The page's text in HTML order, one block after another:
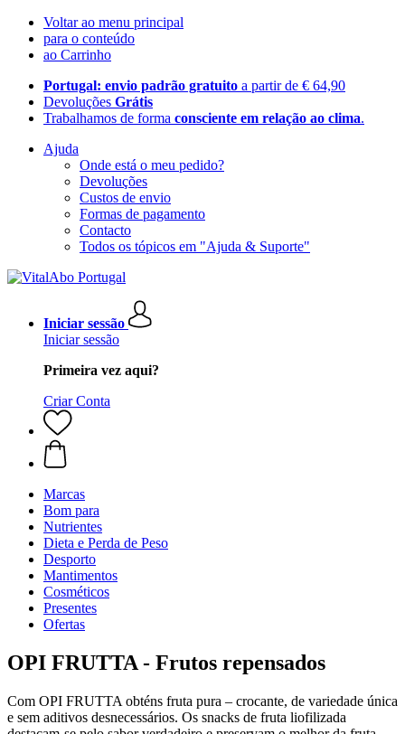
Voltar ao menu principal
para o conteúdo
ao Carrinho
Portugal: envio padrão gratuito a partir de € 64,90
Devoluções Grátis
Trabalhamos de forma consciente em relação ao clima.
Ajuda
Onde está o meu pedido?
Devoluções
Custos de envio
Formas de pagamento
Contacto
Todos os tópicos em "Ajuda & Suporte"
Iniciar sessão
Iniciar sessão
Primeira vez aqui?
Criar Conta
Marcas
Bom para
Nutrientes
Dieta e Perda de Peso
Desporto
Mantimentos
Cosméticos
Presentes
Ofertas
OPI FRUTTA - Frutos repensados
Com OPI FRUTTA obténs fruta pura – crocante, de variedade única
e sem aditivos desnecessários. Os snacks de fruta liofilizada